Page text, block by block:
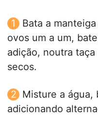
Bata a
ovos um a um,
adição, noutra
secos.
Misture a água,
adicionando